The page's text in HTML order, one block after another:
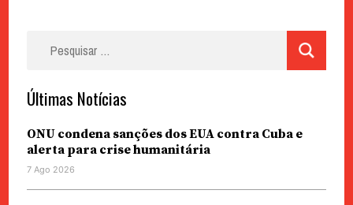
Últimas Notícias
ONU condena sanções dos EUA contra Cuba e
alerta para crise humanitária
7 Ago 2026